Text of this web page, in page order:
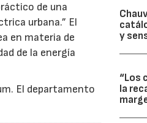
de una
urbana.” El
en materia de
de la energía
El departamento
y
“Los
la